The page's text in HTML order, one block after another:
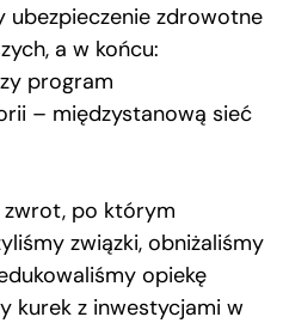
ubezpieczenie zdrowotne
a w końcu:
program
– międzystanową sieć
zwrot, po którym
związki, obniżaliśmy
opiekę
kurek z inwestycjami w